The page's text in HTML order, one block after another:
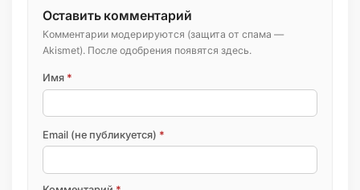
Оставить комментарий
Комментарии модерируются (защита от спама —
Akismet). После одобрения появятся здесь.
Имя *
Email (не публикуется) *